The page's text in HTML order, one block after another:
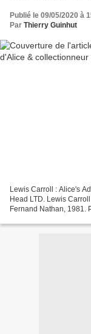
Publié le 09/05/2020 à
Par Thierry Guinhut
Lewis Carroll : Alice's
Head LTD. Lewis
Fernand Nathan, 1981.